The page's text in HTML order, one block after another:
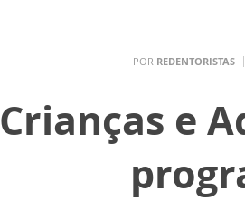
POR REDENTORISTAS
Crianças e